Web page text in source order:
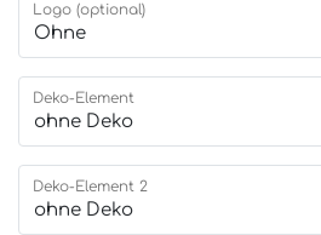
Logo (optional)
Deko-Element
Deko-Element 2